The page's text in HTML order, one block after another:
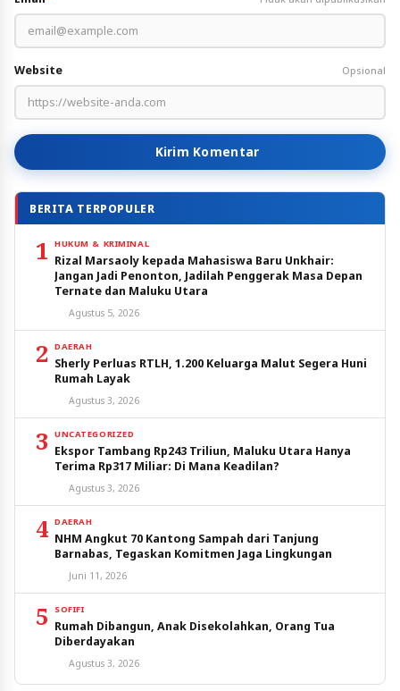
Website Opsional
Kirim Komentar
BERITA TERPOPULER
1 HUKUM & KRIMINAL
Rizal Marsaoly kepada Mahasiswa Baru Unkhair:
Jangan Jadi Penonton, Jadilah Penggerak Masa Depan
Ternate dan Maluku Utara
Agustus 5, 2026
2 DAERAH
Sherly Perluas RTLH, 1.200 Keluarga Malut Segera Huni
Rumah Layak
Agustus 3, 2026
3 UNCATEGORIZED
Ekspor Tambang Rp243 Triliun, Maluku Utara Hanya
Terima Rp317 Miliar: Di Mana Keadilan?
Agustus 3, 2026
4 DAERAH
NHM Angkut 70 Kantong Sampah dari Tanjung
Barnabas, Tegaskan Komitmen Jaga Lingkungan
Juni 11, 2026
5 SOFIFI
Rumah Dibangun, Anak Disekolahkan, Orang Tua
Diberdayakan
Agustus 3, 2026